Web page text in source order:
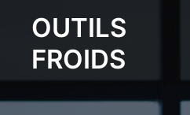
OUTILS
FROIDS